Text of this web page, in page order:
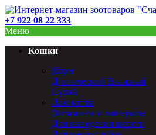
+7 922 08 22 333
Меню
Кошки
Корм
Диетический Влажный
Сухой
Лакомства
Витамины и минералы
Для выведения шерсти